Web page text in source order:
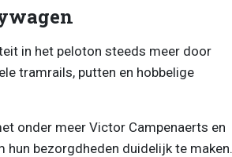
in het peloton steeds meer door
tramrails, putten en hobbelige
onder meer Victor Campenaerts en
bezorgdheden duidelijk te maken.